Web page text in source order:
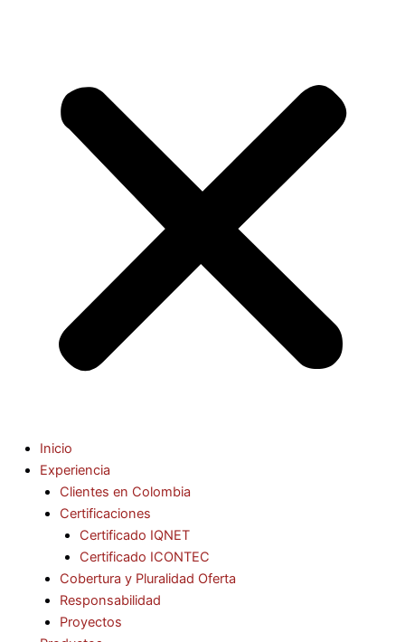
Inicio
Experiencia
Clientes en Colombia
Certificaciones
Certificado IQNET
Certificado ICONTEC
Cobertura y Pluralidad Oferta
Responsabilidad
Proyectos